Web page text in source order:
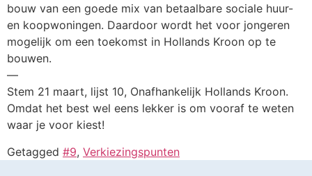
bouw van een goede mix van betaalbare sociale huur-
en koopwoningen. Daardoor wordt het voor jongeren
mogelijk om een toekomst in Hollands Kroon op te
bouwen.
—
Stem 21 maart, lijst 10, Onafhankelijk Hollands Kroon.
Omdat het best wel eens lekker is om vooraf te weten
waar je voor kiest!
Getagged #9, Verkiezingspunten